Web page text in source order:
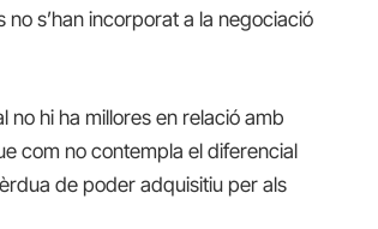
s’han incorporat a la negociació
no hi ha millores en relació amb
com no contempla el diferencial
de poder adquisitiu per als